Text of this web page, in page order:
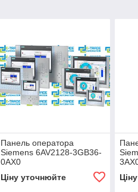
Панель оператора
Siemens 6AV2128-3GB36-
0AX0
Ціну уточнюйте